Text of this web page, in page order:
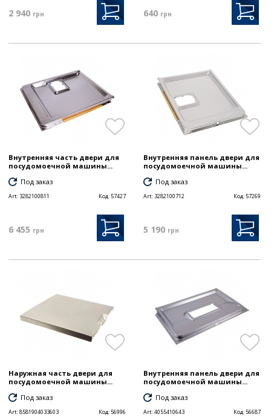
2 940 грн 640 грн
Внутренняя часть двери для
посудомоечной машины...
Под заказ
Art: 3282100811 Код: 57427
6 455 грн
Внутренняя панель двери для
посудомоечной машины...
Под заказ
Art: 3282100712 Код: 57269
5 190 грн
Наружная часть двери для
посудомоечной машины...
Под заказ
Art:8581904033603 Код:56996
Внутренняя панель двери для
посудомоечной машины...
Под заказ
Art:4055410643 Код:56687